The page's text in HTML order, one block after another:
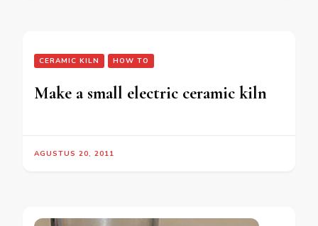
CERAMIC KILN HOW TO
Make a small electric ceramic kiln
AGUSTUS 20, 2011